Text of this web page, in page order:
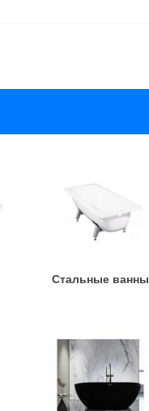
Стальные ванны